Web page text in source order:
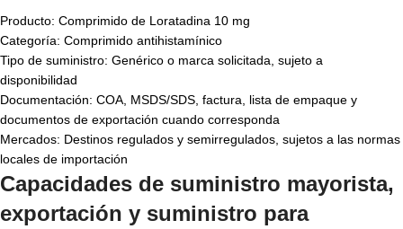
Producto: Comprimido de Loratadina 10 mg
Categoría: Comprimido antihistamínico
Tipo de suministro: Genérico o marca solicitada, sujeto a
disponibilidad
Documentación: COA, MSDS/SDS, factura, lista de empaque y
documentos de exportación cuando corresponda
Mercados: Destinos regulados y semirregulados, sujetos a las normas
locales de importación
Capacidades de suministro mayorista,
exportación y suministro para